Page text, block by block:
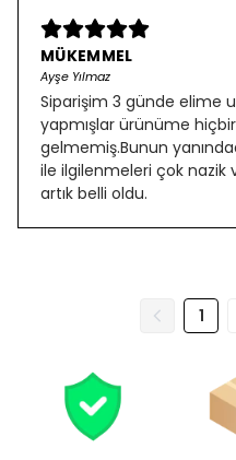
MÜKEMMEL
Ayşe Yılmaz
Siparişim 3 günde elime
yapmışlar ürünüme
gelmemiş.Bunun
ile ilgilenmeleri çok nazik
artık belli oldu.
1